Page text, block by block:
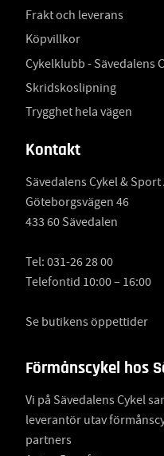
Frakt och leverans
Köpvillkor
Cykelklubb - Sävedalens
Skridskoslipning
Trygghet hela vägen
Kontakt
Sävedalens Cykel & Sport
Göteborgsvägen 46
433 60 Sävedalen
Tel: 031-26 28 00
Telefontid 10:00 – 16:00
Se butikens öppettider
Förmånscykel hos
Vi på Sävedalens Cykel
leverantör utav
partners